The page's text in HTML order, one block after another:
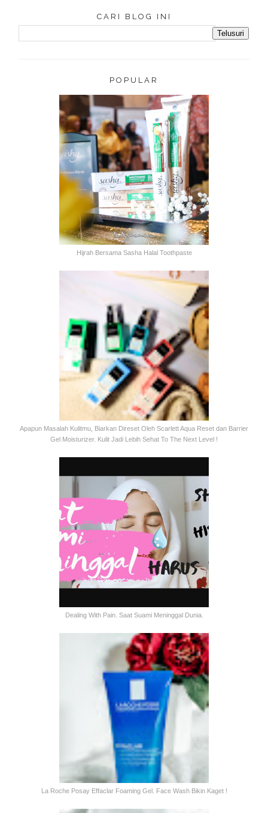
CARI BLOG INI
POPULAR
Hijrah Bersama Sasha Halal Toothpaste
Apapun Masalah Kulitmu, Biarkan Direset Oleh Scarlett Aqua Reset dan Barrier
Gel Moisturizer. Kulit Jadi Lebih Sehat To The Next Level !
Dealing With Pain. Saat Suami Meninggal Dunia.
La Roche Posay Effaclar Foaming Gel. Face Wash Bikin Kaget !